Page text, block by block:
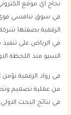
نجاح اي موقع
في سوق تنافسي
الرقمية بصفتها
في الرياض على تنفيذ
السيو منذ اللحظة
في رواد الرقمية
من عملية تصميم
في نتائج البحث